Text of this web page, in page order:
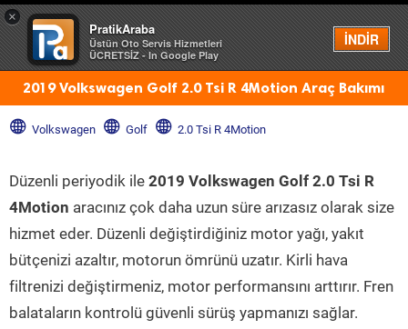
×
PratikAraba
Üstün Oto Servis Hizmetleri
ÜCRETSİZ - In Google Play
İNDİR
Menü
2019 Volkswagen Golf 2.0 Tsi R 4Motion Araç Bakımı
Volkswagen Golf 2.0 Tsi R 4Motion
Düzenli periyodik ile 2019 Volkswagen Golf 2.0 Tsi R
4Motion aracınız çok daha uzun süre arızasız olarak size
hizmet eder. Düzenli değiştirdiğiniz motor yağı, yakıt
bütçenizi azaltır, motorun ömrünü uzatır. Kirli hava
filtrenizi değiştirmeniz, motor performansını arttırır. Fren
balataların kontrolü güvenli sürüş yapmanızı sağlar.